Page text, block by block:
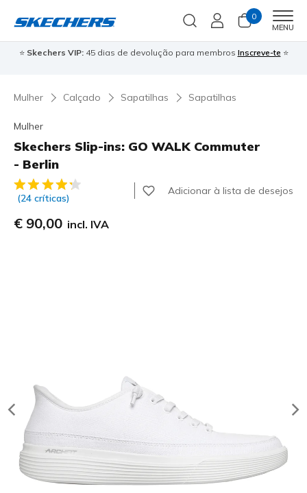
0
MENU
⭐ Skechers VIP:45 dias de devolução para membros Inscreve-te ⭐
Mulher Calçado Sapatilhas Sapatilhas
Mulher
Skechers Slip-ins: GO WALK Commuter
- Berlin
4 de 5 – Classificação do cliente
(24 críticas)
Adicionar à lista de desejos
€ 90,00 incl. IVA